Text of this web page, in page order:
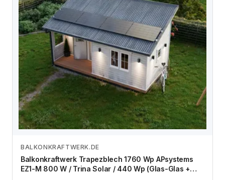
Zum Angebot
BALKONKRAFTWERK.DE
Balkonkraftwerk Trapezblech 1760 Wp APsystems
EZ1-M 800 W / Trina Solar / 440 Wp (Glas-Glas +